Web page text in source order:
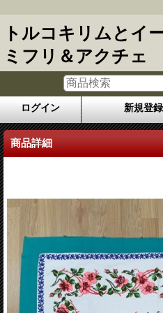
トルコキリムとイ
ミフリ＆アクチェ
ログイン 新規登録
商品詳細